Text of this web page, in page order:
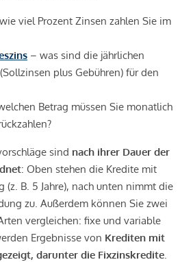
wie viel Prozent Zinsen zahlen Sie im
– was sind die jährlichen
plus Gebühren) für den
Betrag müssen Sie monatlich
sind nach ihrer Dauer der
: Oben stehen die Kredite mit
(z. B. 5 Jahre), nach unten nimmt die
zu. Außerdem können Sie zwei
vergleichen: fixe und variable
Ergebnisse von Krediten mit
darunter die Fixzinskredite